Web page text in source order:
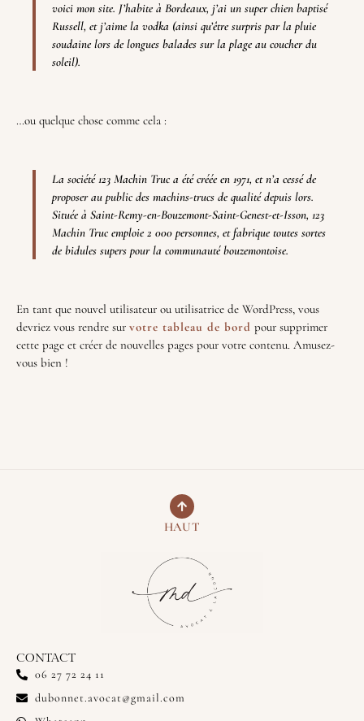
voici mon site. J’habite à Bordeaux, j’ai un super chien baptisé
Russell, et j’aime la vodka (ainsi qu’être surpris par la pluie
soudaine lors de longues balades sur la plage au coucher du
soleil).
…ou quelque chose comme cela :
La société 123 Machin Truc a été créée en 1971, et n’a cessé de
proposer au public des machins-trucs de qualité depuis lors.
Située à Saint-Remy-en-Bouzemont-Saint-Genest-et-Isson, 123
Machin Truc emploie 2 000 personnes, et fabrique toutes sortes
de bidules supers pour la communauté bouzemontoise.
En tant que nouvel utilisateur ou utilisatrice de WordPress, vous
devriez vous rendre sur votre tableau de bord pour supprimer
cette page et créer de nouvelles pages pour votre contenu. Amusez-
vous bien !
CONTACT
06 27 72 24 11
dubonnet.avocat@gmail.com
HAUT